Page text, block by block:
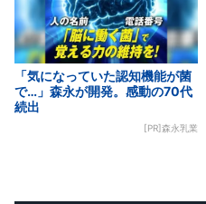
「気になっていた認知機能が菌
で…」森永が開発。感動の70代
続出
[PR]森永乳業